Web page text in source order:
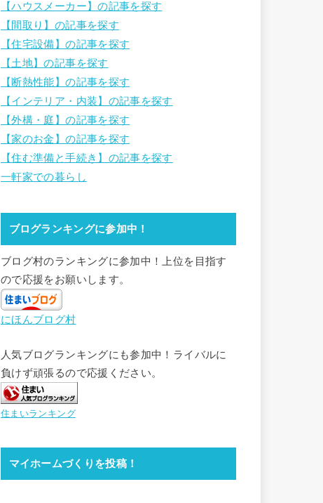
【ハウスメーカー】の記事を探す
【間取り】の記事を探す
【住宅設備】の記事を探す
【土地】の記事を探す
【断熱性能】の記事を探す
【インテリア・内装】の記事を探す
【外構・庭】の記事を探す
【家のお金】の記事を探す
【住む準備と手続き】の記事を探す
一軒家での暮らし
ブログランキングに参加中！
ブログ村のランキングに参加中！上位を目指す
ので応援をお願いします。
にほんブログ村
人気ブログランキングにも参加中！ライバルに
負けず頑張るので応援ください。
住まいランキング
マイホームづくりを投稿！